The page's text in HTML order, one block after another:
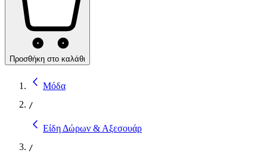
Προσθήκη στο καλάθι
Μόδα
/
Είδη Δώρων & Αξεσουάρ
/